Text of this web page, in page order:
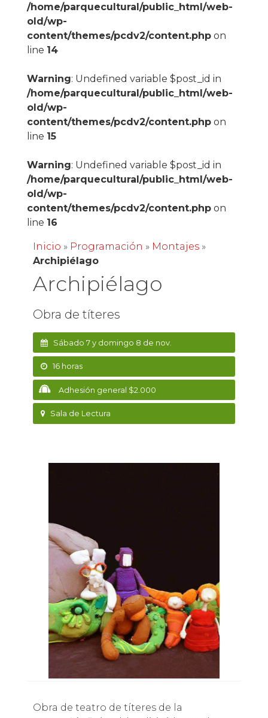
/home/parquecultural/public_html/web-
old/wp-
content/themes/pcdv2/content.phpon
line 14
Warning: Undefined variable $post_id in
/home/parquecultural/public_html/web-
old/wp-
content/themes/pcdv2/content.phpon
line 15
Warning: Undefined variable $post_id in
/home/parquecultural/public_html/web-
old/wp-
content/themes/pcdv2/content.phpon
line 16
Inicio » Programación » Montajes»
Archipiélago
Archipiélago
Obra de títeres
Sábado 7 y domingo 8 de nov.
16 horas
Adhesión general $2.000
Sala de Lectura
Obra de teatro de títeres de la